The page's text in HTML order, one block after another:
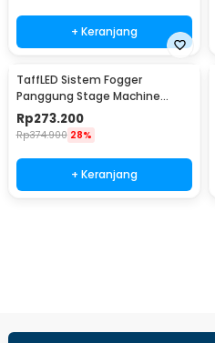
+ Keranjang
TaffLED Sistem Fogger
Panggung Stage Machine
Ejector with RGB LED - KY-
LED500
Rp273.200
Rp374.900 28%
+ Keranjang